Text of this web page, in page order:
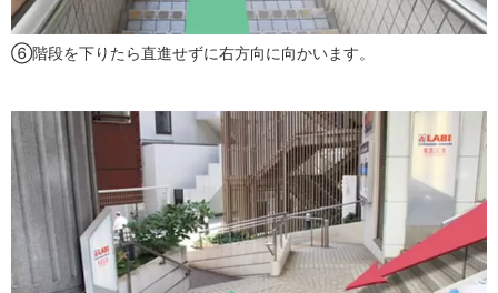
⑥階段を下りたら直進せずに右方向に向かいます。